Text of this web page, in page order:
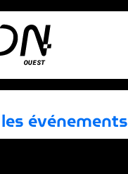
contenu
événements